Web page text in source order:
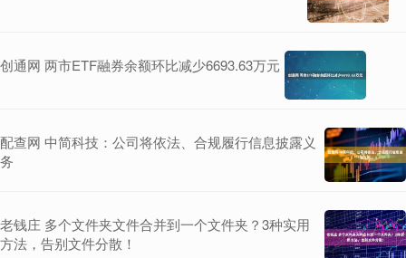
创通网 两市ETF融券余额环比减少6693.63万元
配查网 中简科技：公司将依法、合规履行信息披露义
务
老钱庄 多个文件夹文件合并到一个文件夹？3种实用
方法，告别文件分散！